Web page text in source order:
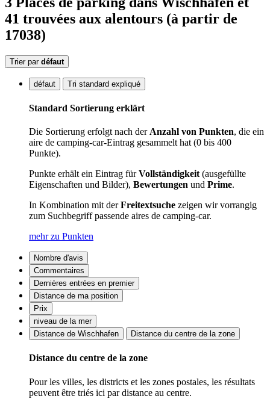
41 trouvées aux alentours (à partir de
17038)
Trier par défaut
défaut Tri standard expliqué
Standard Sortierung erklärt
Die Sortierung erfolgt nach der Anzahl von Punkten, die ein
aire de camping-car-Eintrag gesammelt hat (0 bis 400
Punkte).
Punkte erhält ein Eintrag fürVollständigkeit (ausgefüllte
Eigenschaften und Bilder), Bewertungen und Prime.
In Kombination mit derFreitextsuche zeigen wir vorrangig
zum Suchbegriff passende aires de camping-car.
mehr zu Punkten
Nombre d'avis
Commentaires
Dernières entrées en premier
Distance de ma position
Prix
niveau de la mer
Distance de Wischhafen
Distance du centre de la zone
Distance du centre de la zone
Pour les villes, les districts et les zones postales, les résultats
peuvent être triés ici par distance au centre.